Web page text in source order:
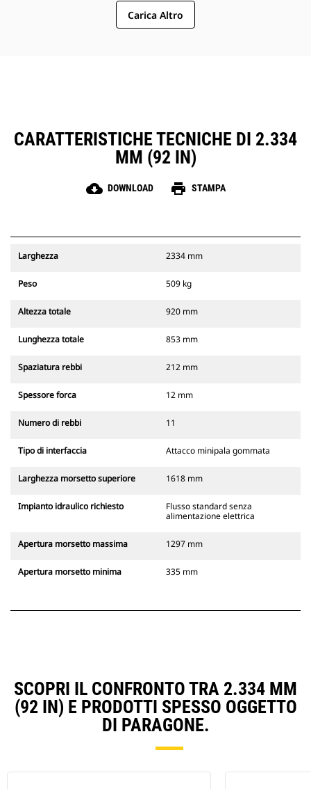
Carica Altro
CARATTERISTICHE TECNICHE DI 2.334
MM (92 IN)
cloud_download DOWNLOAD print STAMPA
Larghezza 2334 mm
Peso 509 kg
Altezza totale 920 mm
Lunghezza totale 853 mm
Spaziatura rebbi 212 mm
Spessore forca 12 mm
Numero di rebbi 11
Tipo di interfaccia Attacco minipala gommata
Larghezza morsetto superiore 1618 mm
Impianto idraulico richiesto
Flusso standard senza
alimentazione elettrica
Apertura morsetto massima 1297 mm
Apertura morsetto minima 335 mm
SCOPRI IL CONFRONTO TRA 2.334 MM
(92 IN) E PRODOTTI SPESSO OGGETTO
DI PARAGONE.